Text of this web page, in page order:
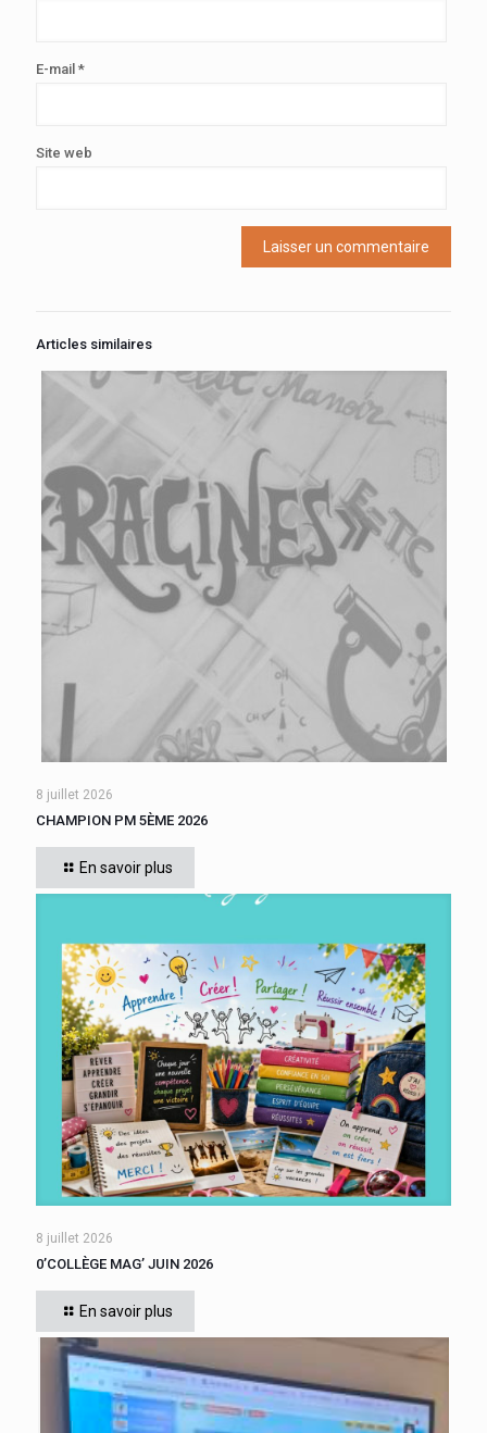
E-mail *
Site web
Articles similaires
Cette année, tous les élèves de 5ème du collège se sont
affrontés. Six finalistes se sont disputé le titre de Champion
« Le compte est bon PM
8 juillet 2026
CHAMPION PM 5ÈME 2026
En savoir plus
8 juillet 2026
0’COLLÈGE MAG’ JUIN 2026
En savoir plus